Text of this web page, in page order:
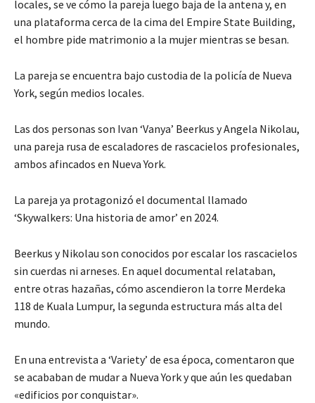
locales, se ve cómo la pareja luego baja de la antena y, en
una plataforma cerca de la cima del Empire State Building,
el hombre pide matrimonio a la mujer mientras se besan.
La pareja se encuentra bajo custodia de la policía de Nueva
York, según medios locales.
Las dos personas son Ivan ‘Vanya’ Beerkus y Angela Nikolau,
una pareja rusa de escaladores de rascacielos profesionales,
ambos afincados en Nueva York.
La pareja ya protagonizó el documental llamado
‘Skywalkers: Una historia de amor’ en 2024.
Beerkus y Nikolau son conocidos por escalar los rascacielos
sin cuerdas ni arneses. En aquel documental relataban,
entre otras hazañas, cómo ascendieron la torre Merdeka
118 de Kuala Lumpur, la segunda estructura más alta del
mundo.
En una entrevista a ‘Variety’ de esa época, comentaron que
se acababan de mudar a Nueva York y que aún les quedaban
«edificios por conquistar».